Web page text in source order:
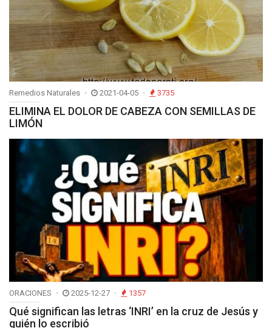
Remedios Naturales 2021-04-05 3735
ELIMINA EL DOLOR DE CABEZA CON SEMILLAS DE
LIMÓN
ORACIONES 2025-12-27 1357
Qué significan las letras ‘INRI’ en la cruz de Jesús y
quién lo escribió